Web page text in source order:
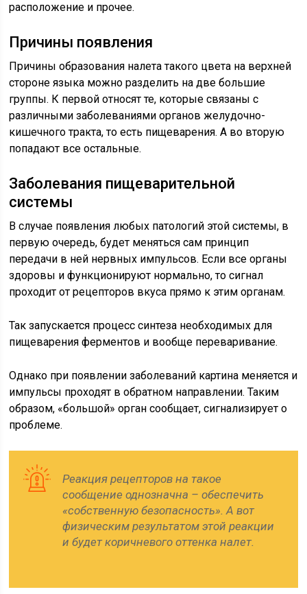
расположение и прочее.
Причины появления
Причины образования налета такого цвета на верхней
стороне языка можно разделить на две большие
группы. К первой относят те, которые связаны с
различными заболеваниями органов желудочно-
кишечного тракта, то есть пищеварения. А во вторую
попадают все остальные.
Заболевания пищеварительной
системы
В случае появления любых патологий этой системы, в
первую очередь, будет меняться сам принцип
передачи в ней нервных импульсов. Если все органы
здоровы и функционируют нормально, то сигнал
проходит от рецепторов вкуса прямо к этим органам.
Так запускается процесс синтеза необходимых для
пищеварения ферментов и вообще переваривание.
Однако при появлении заболеваний картина меняется и
импульсы проходят в обратном направлении. Таким
образом, «большой» орган сообщает, сигнализирует о
проблеме.
Реакция рецепторов на такое
сообщение однозначна – обеспечить
«собственную безопасность». А вот
физическим результатом этой реакции
и будет коричневого оттенка налет.